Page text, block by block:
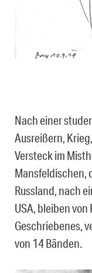
Nach einer
Ausreißern,
Versteck im
Mansfeldischen,
Russland, nach
USA, bleiben
Geschriebenes,
von 14 Bänden.